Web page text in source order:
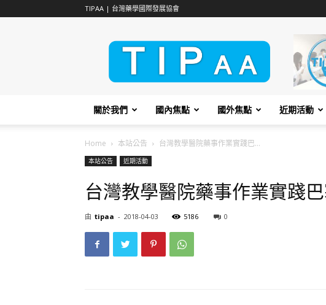
TIPAA | 台灣藥學國際發展協會
TIPAA
關於我們 國內焦點 國外焦點 近期活動
Home 本站公告 台灣教學醫院藥事作業實踐巴...
本站公告 近期活動
台灣教學醫院藥事作業實踐
由 tipaa - 2018-04-03 5186 0